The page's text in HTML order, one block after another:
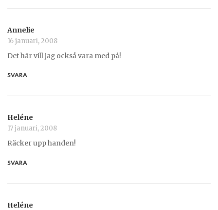
Annelie
16 januari, 2008
Det här vill jag också vara med på!
SVARA
Heléne
17 januari, 2008
Räcker upp handen!
SVARA
Heléne